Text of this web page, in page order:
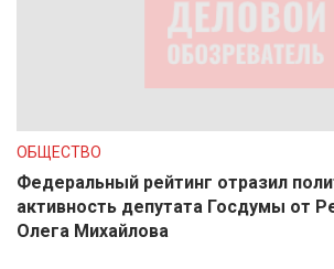
ОБЩЕСТВО
Федеральный рейтинг отразил
активность депутата Госдумы от
Олега Михайлова